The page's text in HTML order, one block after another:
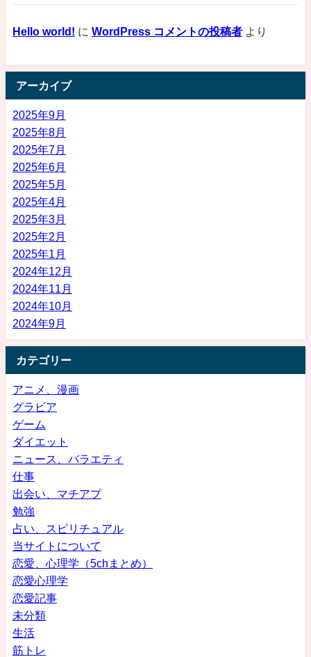
Hello world! に WordPress コメントの投稿者 より
アーカイブ
2025年9月
2025年8月
2025年7月
2025年6月
2025年5月
2025年4月
2025年3月
2025年2月
2025年1月
2024年12月
2024年11月
2024年10月
2024年9月
カテゴリー
アニメ、漫画
グラビア
ゲーム
ダイエット
ニュース、バラエティ
仕事
出会い、マチアプ
勉強
占い、スピリチュアル
当サイトについて
恋愛、心理学（5chまとめ）
恋愛心理学
恋愛記事
未分類
生活
筋トレ